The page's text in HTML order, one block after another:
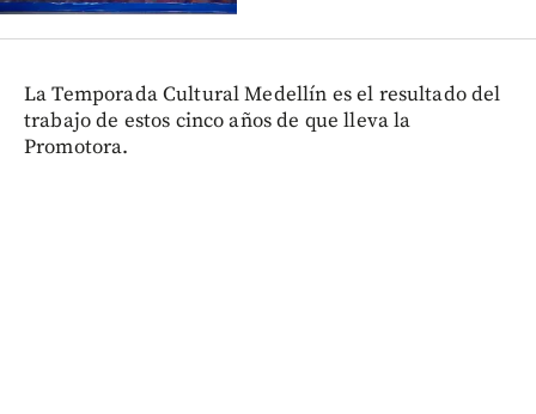
La Temporada Cultural Medellín es el resultado del
trabajo de estos cinco años de que lleva la
Promotora.